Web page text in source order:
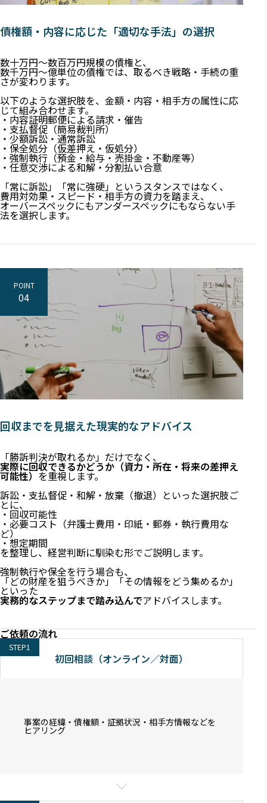
債権額・内容に応じた「適切な手法」の選択
数十万円〜数百万円規模の債権と、
数千万円〜億単位の債権では、取るべき戦略・手続の重
さが変わります。
以下のような選択肢を、金額・内容・相手方の属性に応
じて組み合わせます。
・内容証明郵便による請求・催告
・支払督促（簡易裁判所）
・少額訴訟・通常訴訟
・保全処分（仮差押え・仮処分）
・強制執行（預金・給与・売掛金・不動産等）
・任意交渉による和解・分割払い合意
「常に訴訟」「常に強硬」というスタンスではなく、
費用対効果・スピード・相手方の資力を踏まえ、
オーバースペックにもアンダースペックにもならない手
法を選択します。
POINT
04
回収までを見据えた現実的なアドバイス
「勝訴判決が取れるか」だけでなく、
実際に回収できるかどうか（資力・所在・将来の差押え
可能性）を重視します。
訴訟・支払督促・和解・放棄（撤退）といった選択肢ご
とに、
・回収可能性
・必要コスト（弁護士費用・印紙・郵券・執行費用な
ど）
・想定期間
を整理し、経営判断に馴染む形でご説明します。
強制執行や保全を行う場合も、
「どの財産を狙うべきか」「その情報をどう集めるか」
といった
実務的なステップまで踏み込んでアドバイスします。
ご依頼の流れ
STEP1
初回相談（オンライン／対面）
事案の経緯・債権額・証拠状況・相手方情報などを
ヒアリング